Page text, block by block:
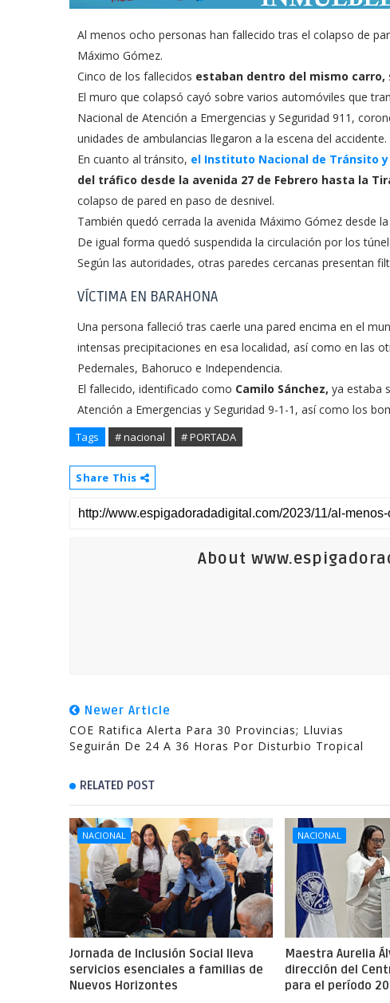
Al menos ocho personas han fallecido tras el colapso de
Máximo Gómez.
Cinco de los fallecidos estaban dentro del mismo carro,
El muro que colapsó cayó sobre varios automóviles que
Nacional de Atención a Emergencias y Seguridad 911,
unidades de ambulancias llegaron a la escena del accidente.
En cuanto al tránsito, el Instituto Nacional de Tránsito
del tráfico desde la avenida 27 de Febrero hasta la
colapso de pared en paso de desnivel.
También quedó cerrada la avenida Máximo Gómez desde
De igual forma quedó suspendida la circulación por los
Según las autoridades, otras paredes cercanas presentan
VÍCTIMA EN BARAHONA
Una persona falleció tras caerle una pared encima en el
intensas precipitaciones en esa localidad, así como en las
Pedernales, Bahoruco e Independencia.
El fallecido, identificado como Camilo Sánchez, ya estaba
Atención a Emergencias y Seguridad 9-1-1, así como los
Tags # nacional # PORTADA
Share This
About
Newer Article
COE Ratifica Alerta Para 30 Provincias; Lluvias
Seguirán De 24 A 36 Horas Por Disturbio Tropical
RELATED POST
NACIONAL
Jornada de Inclusión Social lleva
servicios esenciales a familias de
Nuevos Horizontes
NACIONAL
Maestra Aurelia
dirección del
para el período